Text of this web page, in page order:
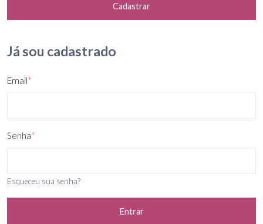
Cadastrar
Já sou cadastrado
Email*
Senha*
Esqueceu sua senha?
Entrar